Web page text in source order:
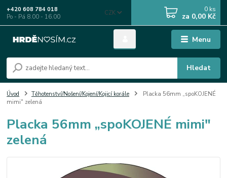
Menu
CZK
Hledat
+420 608 784 018
Po - Pá 8.00 - 16.00
0 ks
za 0,00 Kč
Úvod Těhotenství/Nošení/Kojení/Kojicí korále
Placka 56mm „spoKOJENÉ
mimi" zelená
Placka 56mm „spoKOJENÉ mimi"
zelená